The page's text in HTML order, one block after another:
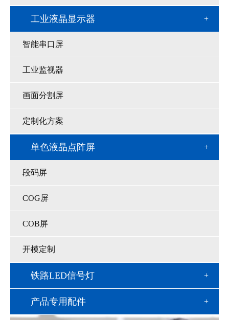
工业液晶显示器
智能串口屏
工业监视器
画面分割屏
定制化方案
单色液晶点阵屏
段码屏
COG屏
COB屏
开模定制
铁路LED信号灯
产品专用配件